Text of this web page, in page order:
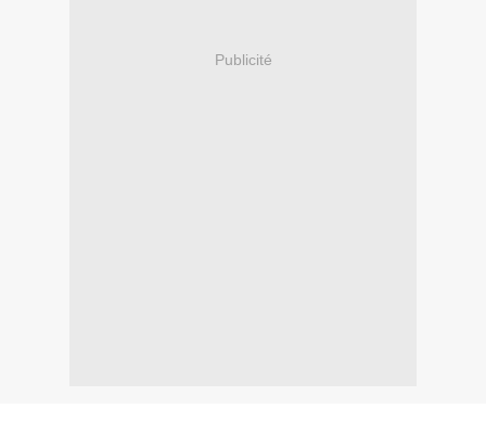
Publicité